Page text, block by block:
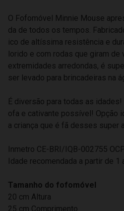
O Fofomóvel Minnie Mouse
da de todos os tempos.
ico de altíssima resistência e
lorido e com rodas que giram de
extremidades arredondas, é
ser levado para brincadeiras na
É diversão para todas as
ofa e cativante possível! Opção
a criança que é fã desses super
Inmetro CE-BRI/IQB-002755
Idade recomendada a partir de 1
Tamanho do fofomóvel
20 cm Altura
25 cm Comprimento